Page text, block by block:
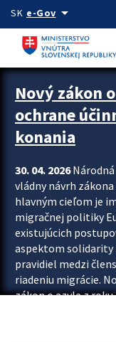
Preskocit na hlavný
SK e-Govarrow_drop_down
Zastavit automatický
Nový zákon
ochrane
konania
30. 04. 2026Národná
vládny návrh
hlavným cieľom je
migračnej politiky
existujúcich
aspektom solidarity
pravidiel medzi
riadeniu migrácie.
zákon o azyle z
vývoj posledného